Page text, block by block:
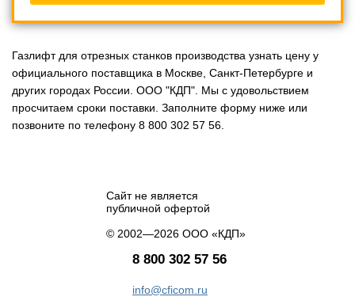
Газлифт для отрезных станков производства узнать цену у
официального поставщика в Москве, Санкт-Петербурге и
других городах России. ООО "КДП". Мы с удовольствием
просчитаем сроки поставки. Заполните форму ниже или
позвоните по телефону 8 800 302 57 56.
Сайт не является
публичной офертой
© 2002—2026 ООО «КДП»
8 800 302 57 56
info@cficom.ru